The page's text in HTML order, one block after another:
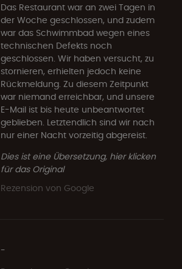
Das Restaurant war an zwei Tagen in
der Woche geschlossen, und zudem
war das Schwimmbad wegen eines
technischen Defekts noch
geschlossen. Wir haben versucht, zu
stornieren, erhielten jedoch keine
Rückmeldung. Zu diesem Zeitpunkt
war niemand erreichbar, und unsere
E-Mail ist bis heute unbeantwortet
geblieben. Letztendlich sind wir nach
nur einer Nacht vorzeitig abgereist.
Dies ist eine Übersetzung, hier klicken
für das Original
Rezension von Google
-